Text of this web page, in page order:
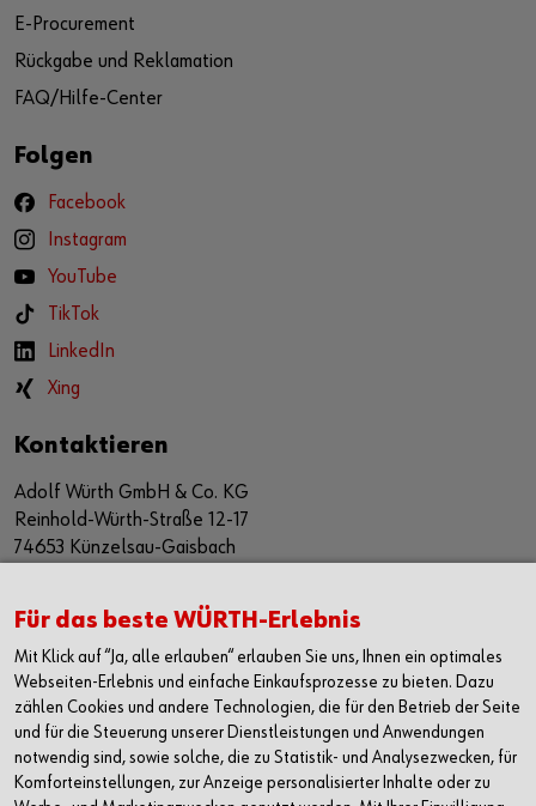
E-Procurement
Rückgabe und Reklamation
FAQ/Hilfe-Center
Folgen
Facebook
Instagram
YouTube
TikTok
LinkedIn
Xing
Kontaktieren
Adolf Würth GmbH & Co. KG
Reinhold-Würth-Straße 12-17
74653 Künzelsau-Gaisbach
Alle Kontaktmöglichkeiten
+49 7940 15-2400
info@wuerth.com
Für das beste WÜRTH-Erlebnis
Mit Klick auf “Ja, alle erlauben“ erlauben Sie uns, Ihnen ein optimales
Webseiten-Erlebnis und einfache Einkaufsprozesse zu bieten. Dazu
zählen Cookies und andere Technologien, die für den Betrieb der Seite
und für die Steuerung unserer Dienstleistungen und Anwendungen
notwendig sind, sowie solche, die zu Statistik- und Analysezwecken, für
Komforteinstellungen, zur Anzeige personalisierter Inhalte oder zu